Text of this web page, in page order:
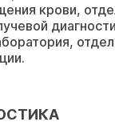
крови,